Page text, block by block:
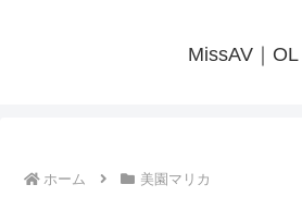
MissAV｜OL
ホーム 美園マリカ